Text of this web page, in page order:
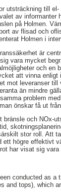
utsträckning till
av
på Holmen.
av flisad och
Holmen i
är
vara mycket
och en
att vinna
mot leveranser
än mindre
problem
önskar få ut
bränsle och NOx-
stor roll. Att
ett högre effektivt
har visat sig vara
conducted as
and tops), which